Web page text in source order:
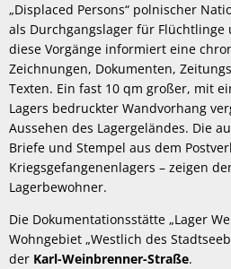
„Displaced Persons“ polnischer
als Durchgangslager für Flüchtlinge
diese Vorgänge informiert eine
Zeichnungen, Dokumenten,
Texten. Ein fast 10 qm großer, mit
Lagers bedruckter Wandvorhang
Aussehen des Lagergeländes. Die
Briefe und Stempel aus dem
Kriegsgefangenenlagers – zeigen
Lagerbewohner.
Die Dokumentationsstätte „Lager
Wohngebiet „Westlich des
der Karl-Weinbrenner-Straße.